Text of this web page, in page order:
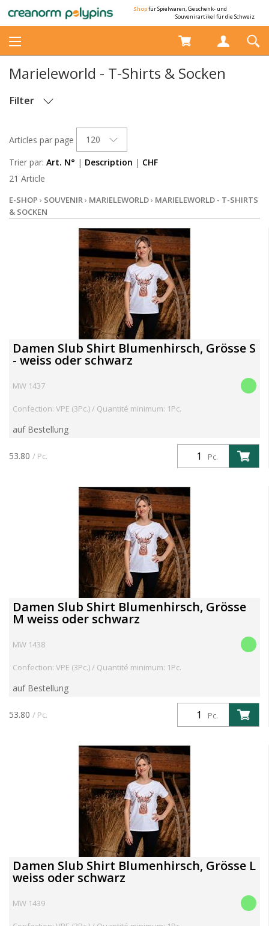
Shopfür Spielwaren, Geschenk- und
Souvenirartikel für die Schweiz
Marieleworld - T-Shirts & Socken
Filter
Articles par page
120
Trier par: Art. N° | Description | CHF
21 Article
E-SHOP › SOUVENIR› MARIELEWORLD› MARIELEWORLD - T-SHIRTS
& SOCKEN
Damen Slub Shirt Blumenhirsch, Grösse S
- weiss oder schwarz
MW 1437
Confection: VPE (3Pc.) / Quantité minimum: 1Pc.
auf Bestellung
Pc.
53.80 / Pc.
Damen Slub Shirt Blumenhirsch, Grösse
M weiss oder schwarz
MW 1438
Confection: VPE (3Pc.) / Quantité minimum: 1Pc.
auf Bestellung
Pc.
53.80 / Pc.
Damen Slub Shirt Blumenhirsch, Grösse L
weiss oder schwarz
MW 1439